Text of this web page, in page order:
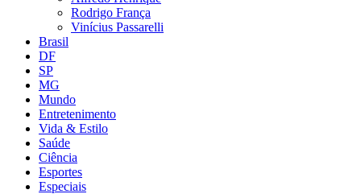
Rodrigo França
Vinícius Passarelli
Brasil
DF
SP
MG
Mundo
Entretenimento
Vida & Estilo
Saúde
Ciência
Esportes
Especiais